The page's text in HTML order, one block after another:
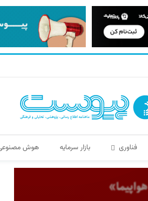
فناوری بازار سرمایه هوش